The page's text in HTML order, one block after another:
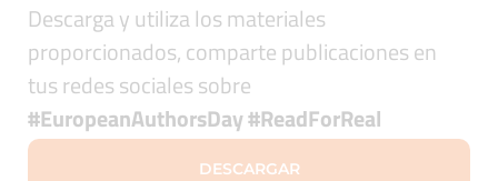
Descarga y utiliza los materiales
proporcionados, comparte publicaciones en
tus redes sociales sobre
#EuropeanAuthorsDay #ReadForReal
DESCARGAR